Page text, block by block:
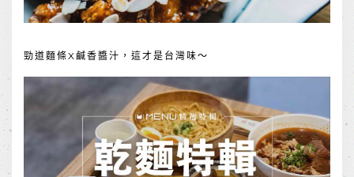
勁道麵條X鹹香醬汁，這才是台灣味～